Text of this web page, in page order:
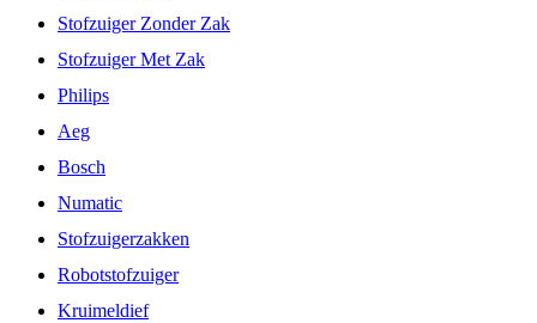
Stofzuiger Zonder Zak
Stofzuiger Met Zak
Philips
Aeg
Bosch
Numatic
Stofzuigerzakken
Robotstofzuiger
Kruimeldief